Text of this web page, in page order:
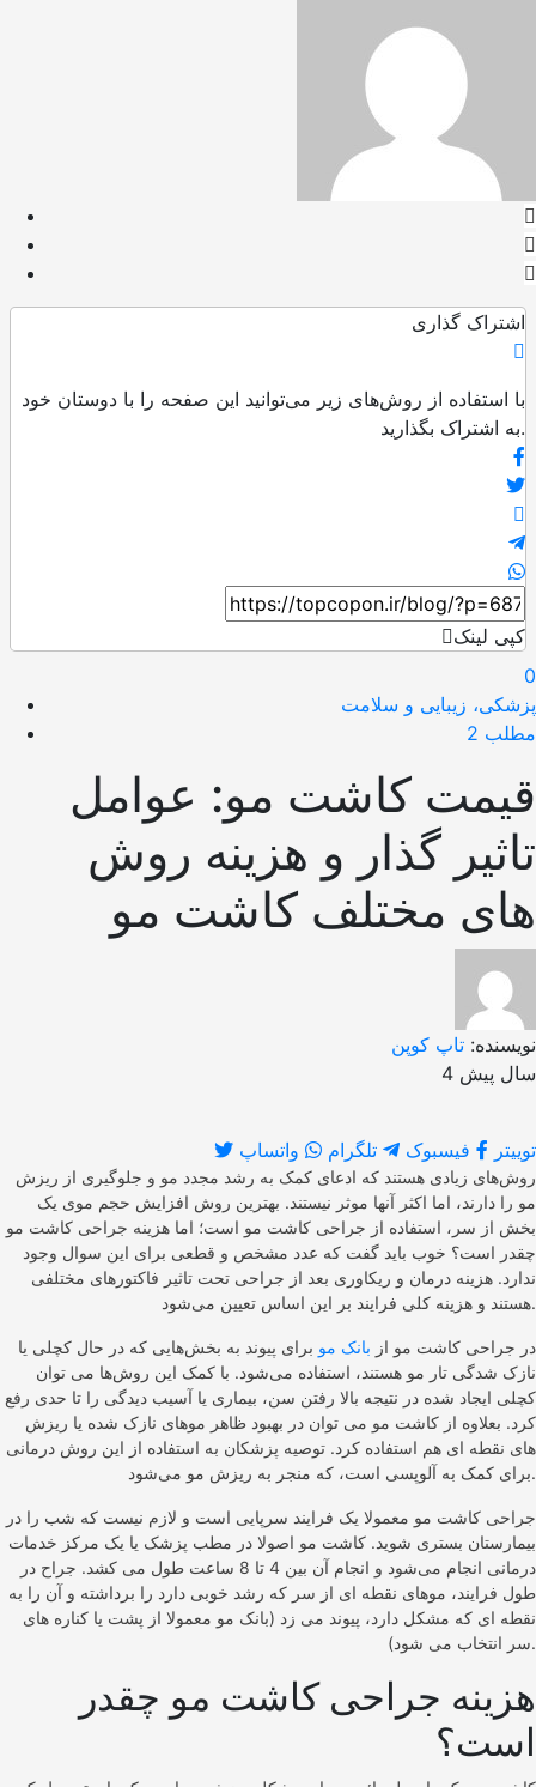
اشتراک گذاری
با استفاده از روش‌های زیر می‌توانید این صفحه را با دوستان خود
به اشتراک بگذارید.
کپی لینک
0
پزشکی، زیبایی و سلامت
مطلب 2
قیمت کاشت مو: عوامل
تاثیر گذار و هزینه روش
های مختلف کاشت مو
نویسنده: تاپ کوپن
4 سال پیش
توییتر فیسبوک تلگرام واتساپ
روش‌های زیادی هستند که ادعای کمک به رشد مجدد مو و جلوگیری از ریزش
مو را دارند، اما اکثر آنها موثر نیستند. بهترین روش افزایش حجم موی یک
بخش از سر، استفاده از جراحی کاشت مو است؛ اما هزینه جراحی کاشت مو
چقدر است؟ خوب باید گفت که عدد مشخص و قطعی برای این سوال وجود
ندارد. هزینه درمان و ریکاوری بعد از جراحی تحت تاثیر فاکتورهای مختلفی
هستند و هزینه کلی فرایند بر این اساس تعیین می‌شود.
در جراحی کاشت مو از بانک مو برای پیوند به بخش‌هایی که در حال کچلی یا
نازک شدگی تار مو هستند، استفاده می‌شود. با کمک این روش‌ها می توان
کچلی ایجاد شده در نتیجه بالا رفتن سن، بیماری یا آسیب دیدگی را تا حدی رفع
کرد. بعلاوه از کاشت مو می توان در بهبود ظاهر موهای نازک شده یا ریزش
های نقطه ای هم استفاده کرد. توصیه پزشکان به استفاده از این روش درمانی
برای کمک به آلوپسی است، که منجر به ریزش مو می‌شود.
جراحی کاشت مو معمولا یک فرایند سرپایی است و لازم نیست که شب را در
بیمارستان بستری شوید. کاشت مو اصولا در مطب پزشک یا یک مرکز خدمات
درمانی انجام می‌شود و انجام آن بین 4 تا 8 ساعت طول می کشد. جراح در
طول فرایند، موهای نقطه ای از سر که رشد خوبی دارد را برداشته و آن را به
نقطه ای که مشکل دارد، پیوند می زد (بانک مو معمولا از پشت یا کناره های
سر انتخاب می شود).
هزینه جراحی کاشت مو چقدر
است؟